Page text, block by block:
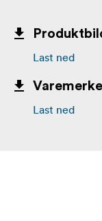
Last ned
Last ned